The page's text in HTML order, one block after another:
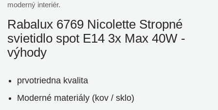
moderný interiér.
Rabalux 6769 Nicolette Stropné
svietidlo spot E14 3x Max 40W -
výhody
prvotriedna kvalita
Moderné materiály (kov / sklo)